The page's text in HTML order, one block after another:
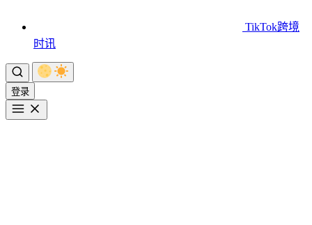
TikTok跨境
时讯
登录